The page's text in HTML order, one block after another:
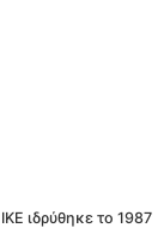
ιδρύθηκε το 1987